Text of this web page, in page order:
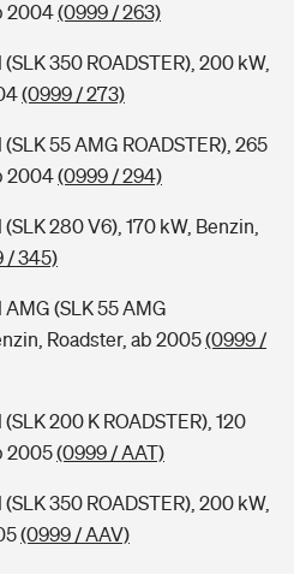
2004(0999 / 263)
350 ROADSTER), 200 kW,
(0999 / 273)
55 AMG ROADSTER), 265
2004(0999 / 294)
280 V6), 170 kW, Benzin,
/ 345)
AMG (SLK 55 AMG
Roadster, ab 2005(0999 /
200 K ROADSTER), 120
2005(0999 / AAT)
350 ROADSTER), 200 kW,
(0999 / AAV)